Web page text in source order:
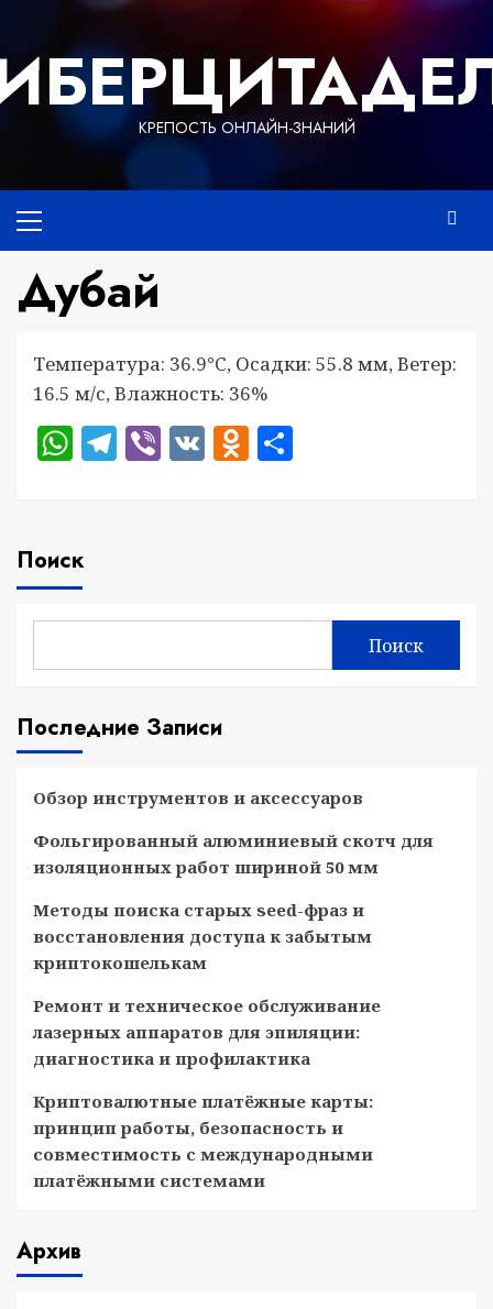
содержимому
КРЕПОСТЬ ОНЛАЙН-ЗНАНИЙ
меню
Дубай
Температура: 36.9°C, Осадки: 55.8 мм, Ветер:
16.5 м/с, Влажность: 36%
WhatsApp
Telegram
Viber
VKOdnoklassniki
Поиск
Поиск
Последние Записи
Обзор инструментов и аксессуаров
Фольгированный алюминиевый скотч для
изоляционных работ шириной 50 мм
Методы поиска старых seed-фраз и
восстановления доступа к забытым
криптокошелькам
Ремонт и техническое обслуживание
лазерных аппаратов для эпиляции:
диагностика и профилактика
Криптовалютные платёжные карты:
принцип работы, безопасность и
совместимость с международными
платёжными системами
Архив